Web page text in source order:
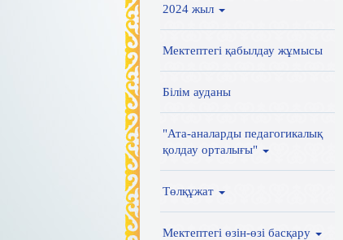
2024 жыл
Мектептегі қабылдау жұмысы
Білім ауданы
"Ата-аналарды педагогикалық
қолдау орталығы"
Төлқұжат
Мектептегі өзін-өзі басқару